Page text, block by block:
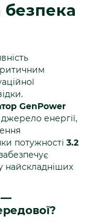
безпека
GenPower
енергії,
потужності 3.2
найскладніших
—